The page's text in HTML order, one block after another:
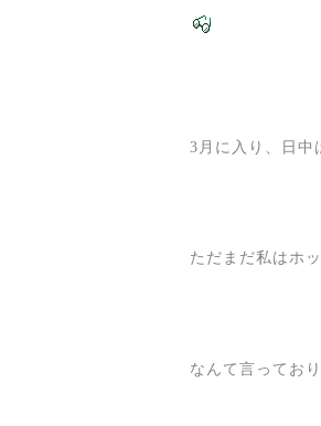
3月に入り、日
ただまだ私はホ
なんて言ってお